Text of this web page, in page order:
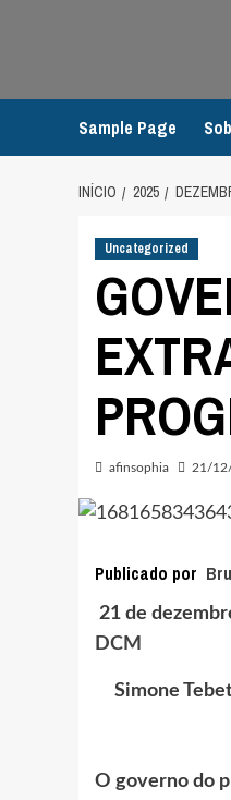
Sample Page
INÍCIO 2025
Uncategorized
afinsophia 21/
Publicado por
21 de
DCM
Simone
O governo do